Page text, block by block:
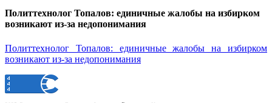
Политтехнолог Топалов: единичные жалобы на избирком
возникают из-за недопонимания
Политтехнолог Топалов: единичные жалобы на избирком
возникают из-за недопонимания